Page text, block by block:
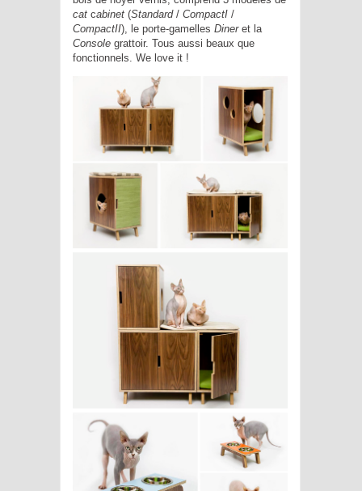
cat cabinet (Standard / CompactI /
CompactII), le porte-gamelles Dineret la
Console grattoir. Tous aussi beaux que
fonctionnels. We love it !